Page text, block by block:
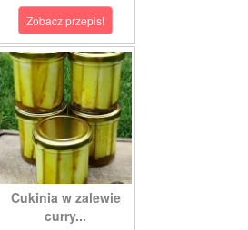
Zobacz przepis!
Cukinia w zalewie
curry...